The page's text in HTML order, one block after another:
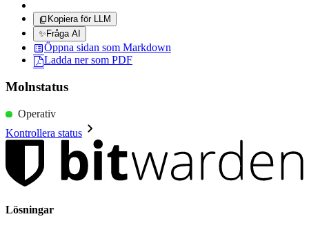
Kopiera för LLM
✨ Fråga AI
Öppna sidan som Markdown
Ladda ner som PDF
Molnstatus
Operativ
Kontrollera status
Lösningar